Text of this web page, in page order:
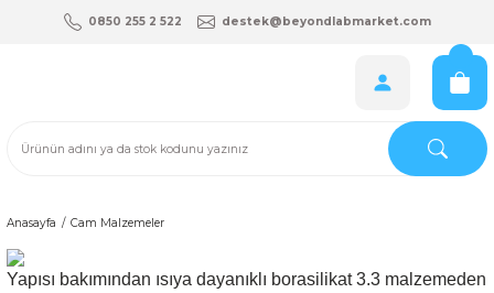
0850 255 2 522 destek@beyondlabmarket.com
Anasayfa Cam Malzemeler
Yapısı bakımından ısıya dayanıklı borasilikat 3.3 malzemeden